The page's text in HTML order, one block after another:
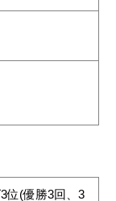
位(優勝3回、3